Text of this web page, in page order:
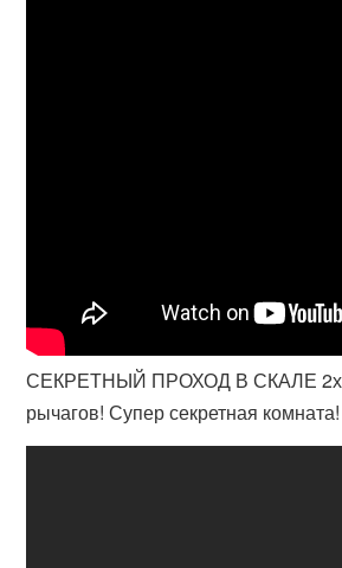
СЕКРЕТНЫЙ ПРОХОД В СКАЛЕ
рычагов! Супер секретная комната!